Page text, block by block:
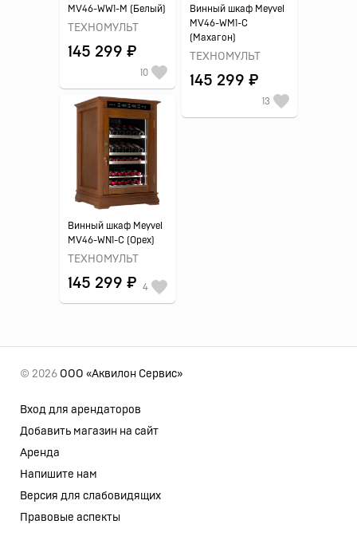
MV46-WW1-M (Белый)
ТЕХНОМУЛЬТ
145 299 ₽
10
Винный шкаф Meyvel
MV46-WM1-C
(Махагон)
ТЕХНОМУЛЬТ
145 299 ₽
13
Винный шкаф Meyvel
MV46-WN1-C (Орех)
ТЕХНОМУЛЬТ
145 299 ₽ 4
© 2026 ООО «Аквилон Сервис»
Вход для арендаторов
Добавить магазин на сайт
Аренда
Напишите нам
Версия для слабовидящих
Правовые аспекты